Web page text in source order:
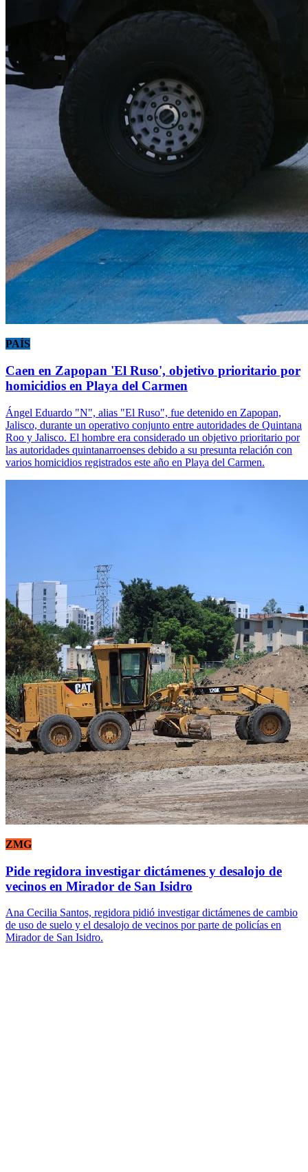
PAÍS
Caen en Zapopan 'El Ruso', objetivo prioritario por
homicidios en Playa del Carmen
Ángel Eduardo "N", alias "El Ruso", fue detenido en Zapopan,
Jalisco, durante un operativo conjunto entre autoridades de Quintana
Roo y Jalisco. El hombre era considerado un objetivo prioritario por
las autoridades quintanarroenses debido a su presunta relación con
varios homicidios registrados este año en Playa del Carmen.
ZMG
Pide regidora investigar dictámenes y desalojo de
vecinos en Mirador de San Isidro
Ana Cecilia Santos, regidora pidió investigar dictámenes de cambio
de uso de suelo y el desalojo de vecinos por parte de policías en
Mirador de San Isidro.